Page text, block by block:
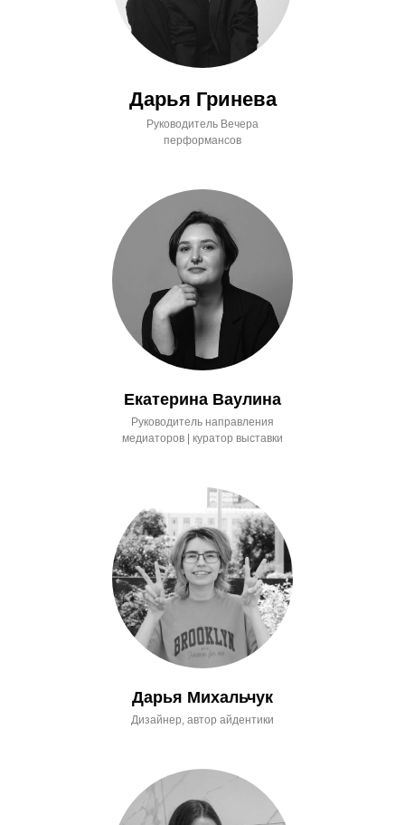
Дарья Гринева
Руководитель Вечера
перформансов
Екатерина Ваулина
Руководитель направления
медиаторов | куратор выставки
Дарья Михальчук
Дизайнер, автор айдентики